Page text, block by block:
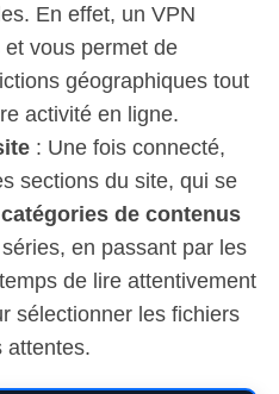
En effet, un VPN
vous permet de
géographiques tout
activité en ligne.
: Une fois connecté,
sections du site, qui se
catégories de contenus
en passant par les
de lire attentivement
sélectionner les fichiers
attentes.